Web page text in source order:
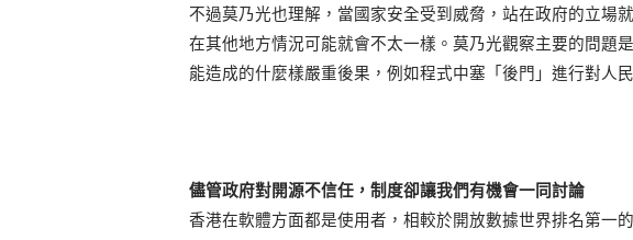
不過莫乃光也理解，當國家安全受到威脅，站在政府的立場
在其他地方情況可能就會不太一樣。莫乃光觀察主要的問題
能造成的什麼樣嚴重後果，例如程式中塞「後門」進行對人
儘管政府對開源不信任，制度卻讓我們有機會一同討論
香港在軟體方面都是使用者，相較於開放數據世界排名第一